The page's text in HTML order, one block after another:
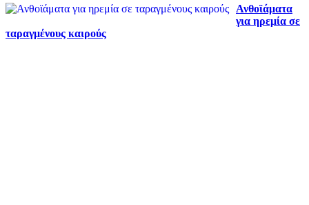
Ανθοϊάματα
για ηρεμία σε
ταραγμένους καιρούς